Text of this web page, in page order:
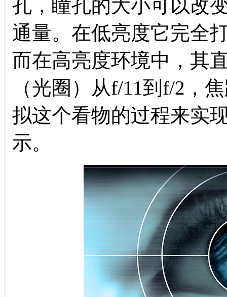
孔，瞳孔的大小可以改
通量。在低亮度它完全
而在高亮度环境中，其
（光圈）从f/11到 f/2 ，
拟这个看物的过程来实
示。